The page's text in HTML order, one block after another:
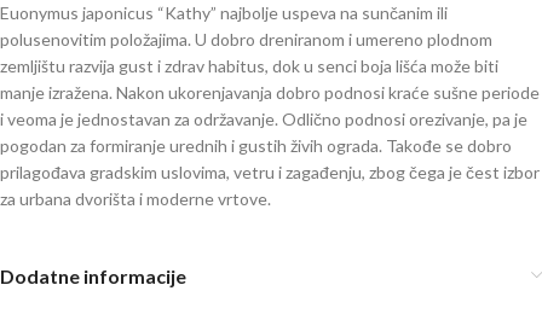
Euonymus japonicus “Kathy” najbolje uspeva na sunčanim ili
polusenovitim položajima. U dobro dreniranom i umereno plodnom
zemljištu razvija gust i zdrav habitus, dok u senci boja lišća može biti
manje izražena. Nakon ukorenjavanja dobro podnosi kraće sušne periode
i veoma je jednostavan za održavanje. Odlično podnosi orezivanje, pa je
pogodan za formiranje urednih i gustih živih ograda. Takođe se dobro
prilagođava gradskim uslovima, vetru i zagađenju, zbog čega je čest izbor
za urbana dvorišta i moderne vrtove.
Dodatne informacije